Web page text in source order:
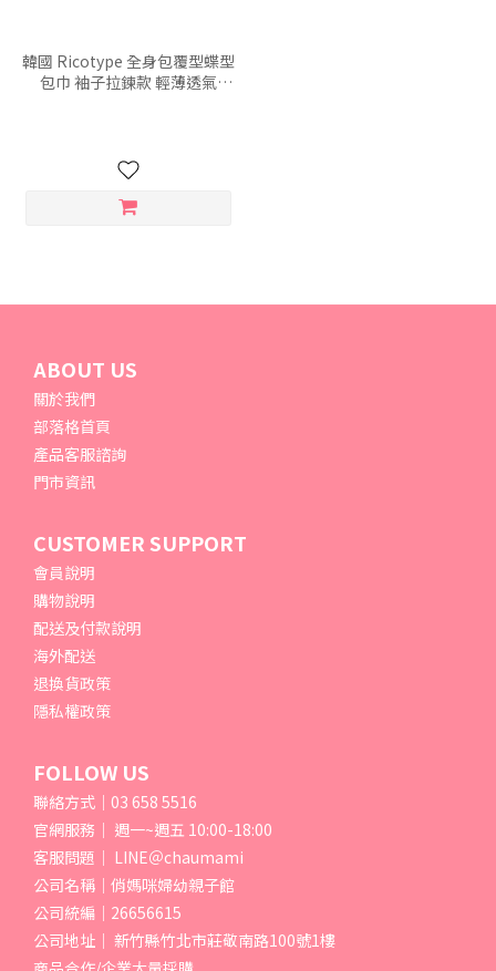
韓國 Ricotype 全身包覆型蝶型
包巾 袖子拉鍊款 輕薄透氣
ABOUT US
關於我們
部落格首頁
產品客服諮詢
門市資訊
CUSTOMER SUPPORT
會員說明
購物說明
配送及付款說明
海外配送
退換貨政策
隱私權政策
FOLLOW US
聯絡方式｜03 658 5516
官網服務｜ 週一~週五 10:00-18:00
客服問題｜ LINE＠chaumami
公司名稱｜俏媽咪婦幼親子館
公司統編｜26656615
公司地址｜ 新竹縣竹北市莊敬南路100號1樓